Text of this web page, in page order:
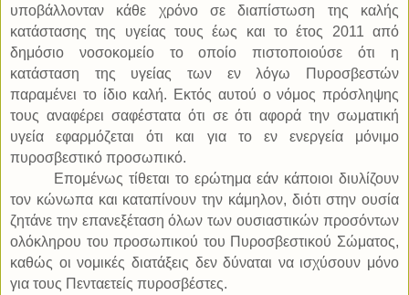
υποβάλλονταν κάθε χρόνο σε διαπίστωση της καλής
κατάστασης της υγείας τους έως και το έτος 2011 από
δημόσιο νοσοκομείο το οποίο πιστοποιούσε ότι η
κατάσταση της υγείας των εν λόγω Πυροσβεστών
παραμένει το ίδιο καλή. Εκτός αυτού ο νόμος πρόσληψης
τους αναφέρει σαφέστατα ότι σε ότι αφορά την σωματική
υγεία εφαρμόζεται ότι και για το εν ενεργεία μόνιμο
πυροσβεστικό προσωπικό.
Επομένως τίθεται το ερώτημα εάν κάποιοι διυλίζουν
τον κώνωπα και καταπίνουν την κάμηλον, διότι στην ουσία
ζητάνε την επανεξέταση όλων των ουσιαστικών προσόντων
ολόκληρου του προσωπικού του Πυροσβεστικού Σώματος,
καθώς οι νομικές διατάξεις δεν δύναται να ισχύσουν μόνο
για τους Πενταετείς πυροσβέστες.